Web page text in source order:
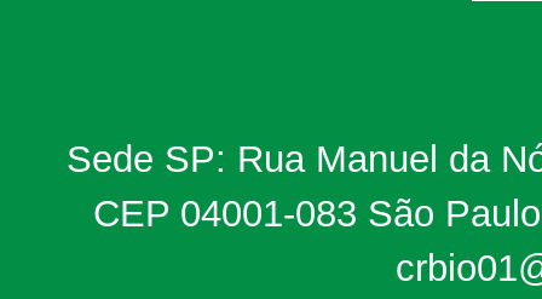
Sede SP: Rua Manuel da
CEP 04001-083 São